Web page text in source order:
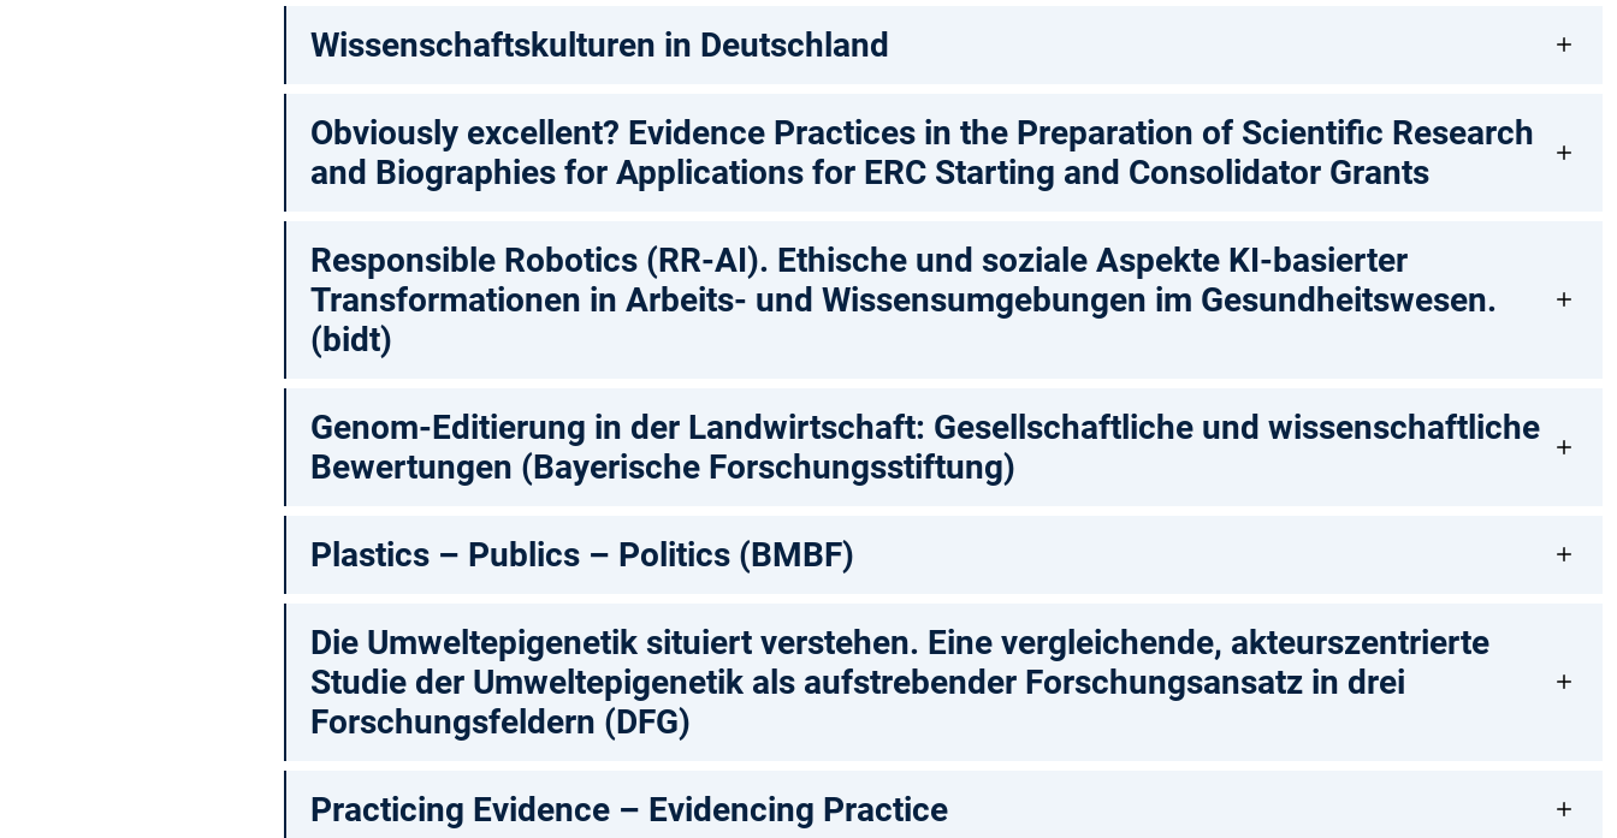
Wissenschaftskulturen in Deutschland
Obviously excellent? Evidence Practices in the Preparation of Scientific Research
and Biographies for Applications for ERC Starting and Consolidator Grants
Responsible Robotics (RR-AI). Ethische und soziale Aspekte KI-basierter
Transformationen in Arbeits- und Wissensumgebungen im Gesundheitswesen.
(bidt)
Genom-Editierung in der Landwirtschaft: Gesellschaftliche und wissenschaftliche
Bewertungen (Bayerische Forschungsstiftung)
Plastics – Publics – Politics (BMBF)
Die Umweltepigenetik situiert verstehen. Eine vergleichende, akteurszentrierte
Studie der Umweltepigenetik als aufstrebender Forschungsansatz in drei
Forschungsfeldern (DFG)
Practicing Evidence – Evidencing Practice